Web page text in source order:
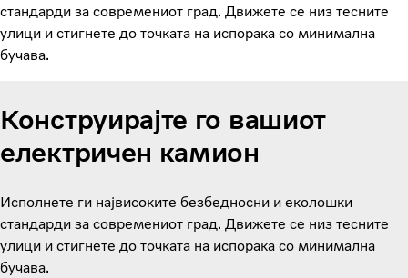
стандарди за современиот град. Движете се низ тесните
улици и стигнете до точката на испорака со минимална
бучава.
Конструирајте го вашиот
електричен камион
Исполнете ги највисоките безбедносни и еколошки
стандарди за современиот град. Движете се низ тесните
улици и стигнете до точката на испорака со минимална
бучава.